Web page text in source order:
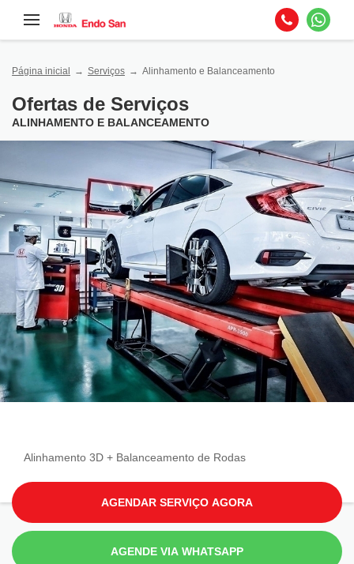
Página inicial Serviços Alinhamento e Balanceamento
Ofertas de Serviços
ALINHAMENTO E BALANCEAMENTO
Alinhamento 3D + Balanceamento de Rodas
AGENDAR SERVIÇO AGORA
AGENDE VIA WHATSAPP